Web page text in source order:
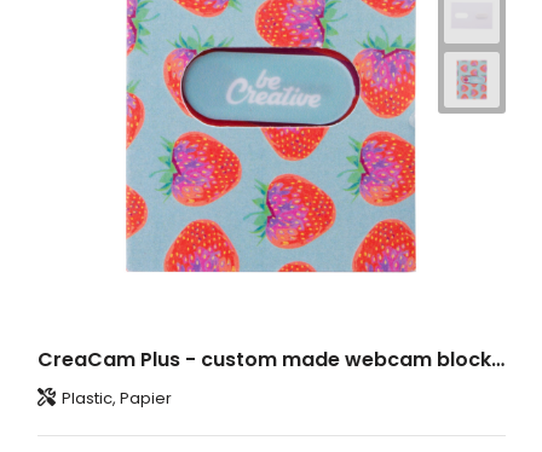
CreaCam Plus - custom made webcam blocker
Plastic, Papier